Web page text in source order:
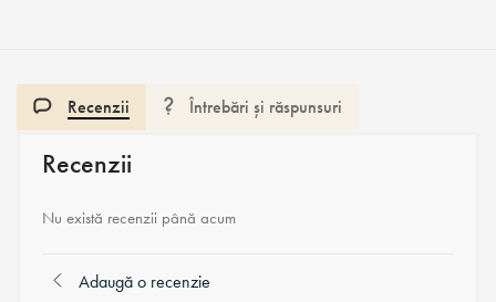
Recenzii Întrebări și răspunsuri
Recenzii
Nu există recenzii până acum
Adaugă o recenzie